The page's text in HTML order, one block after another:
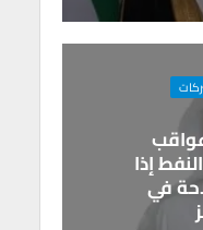
إذا
في